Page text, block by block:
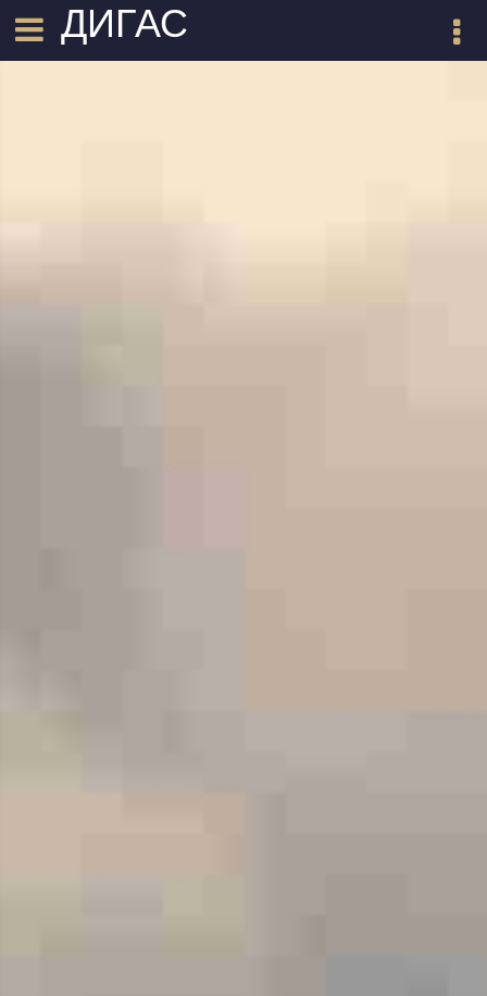
ДИГАС